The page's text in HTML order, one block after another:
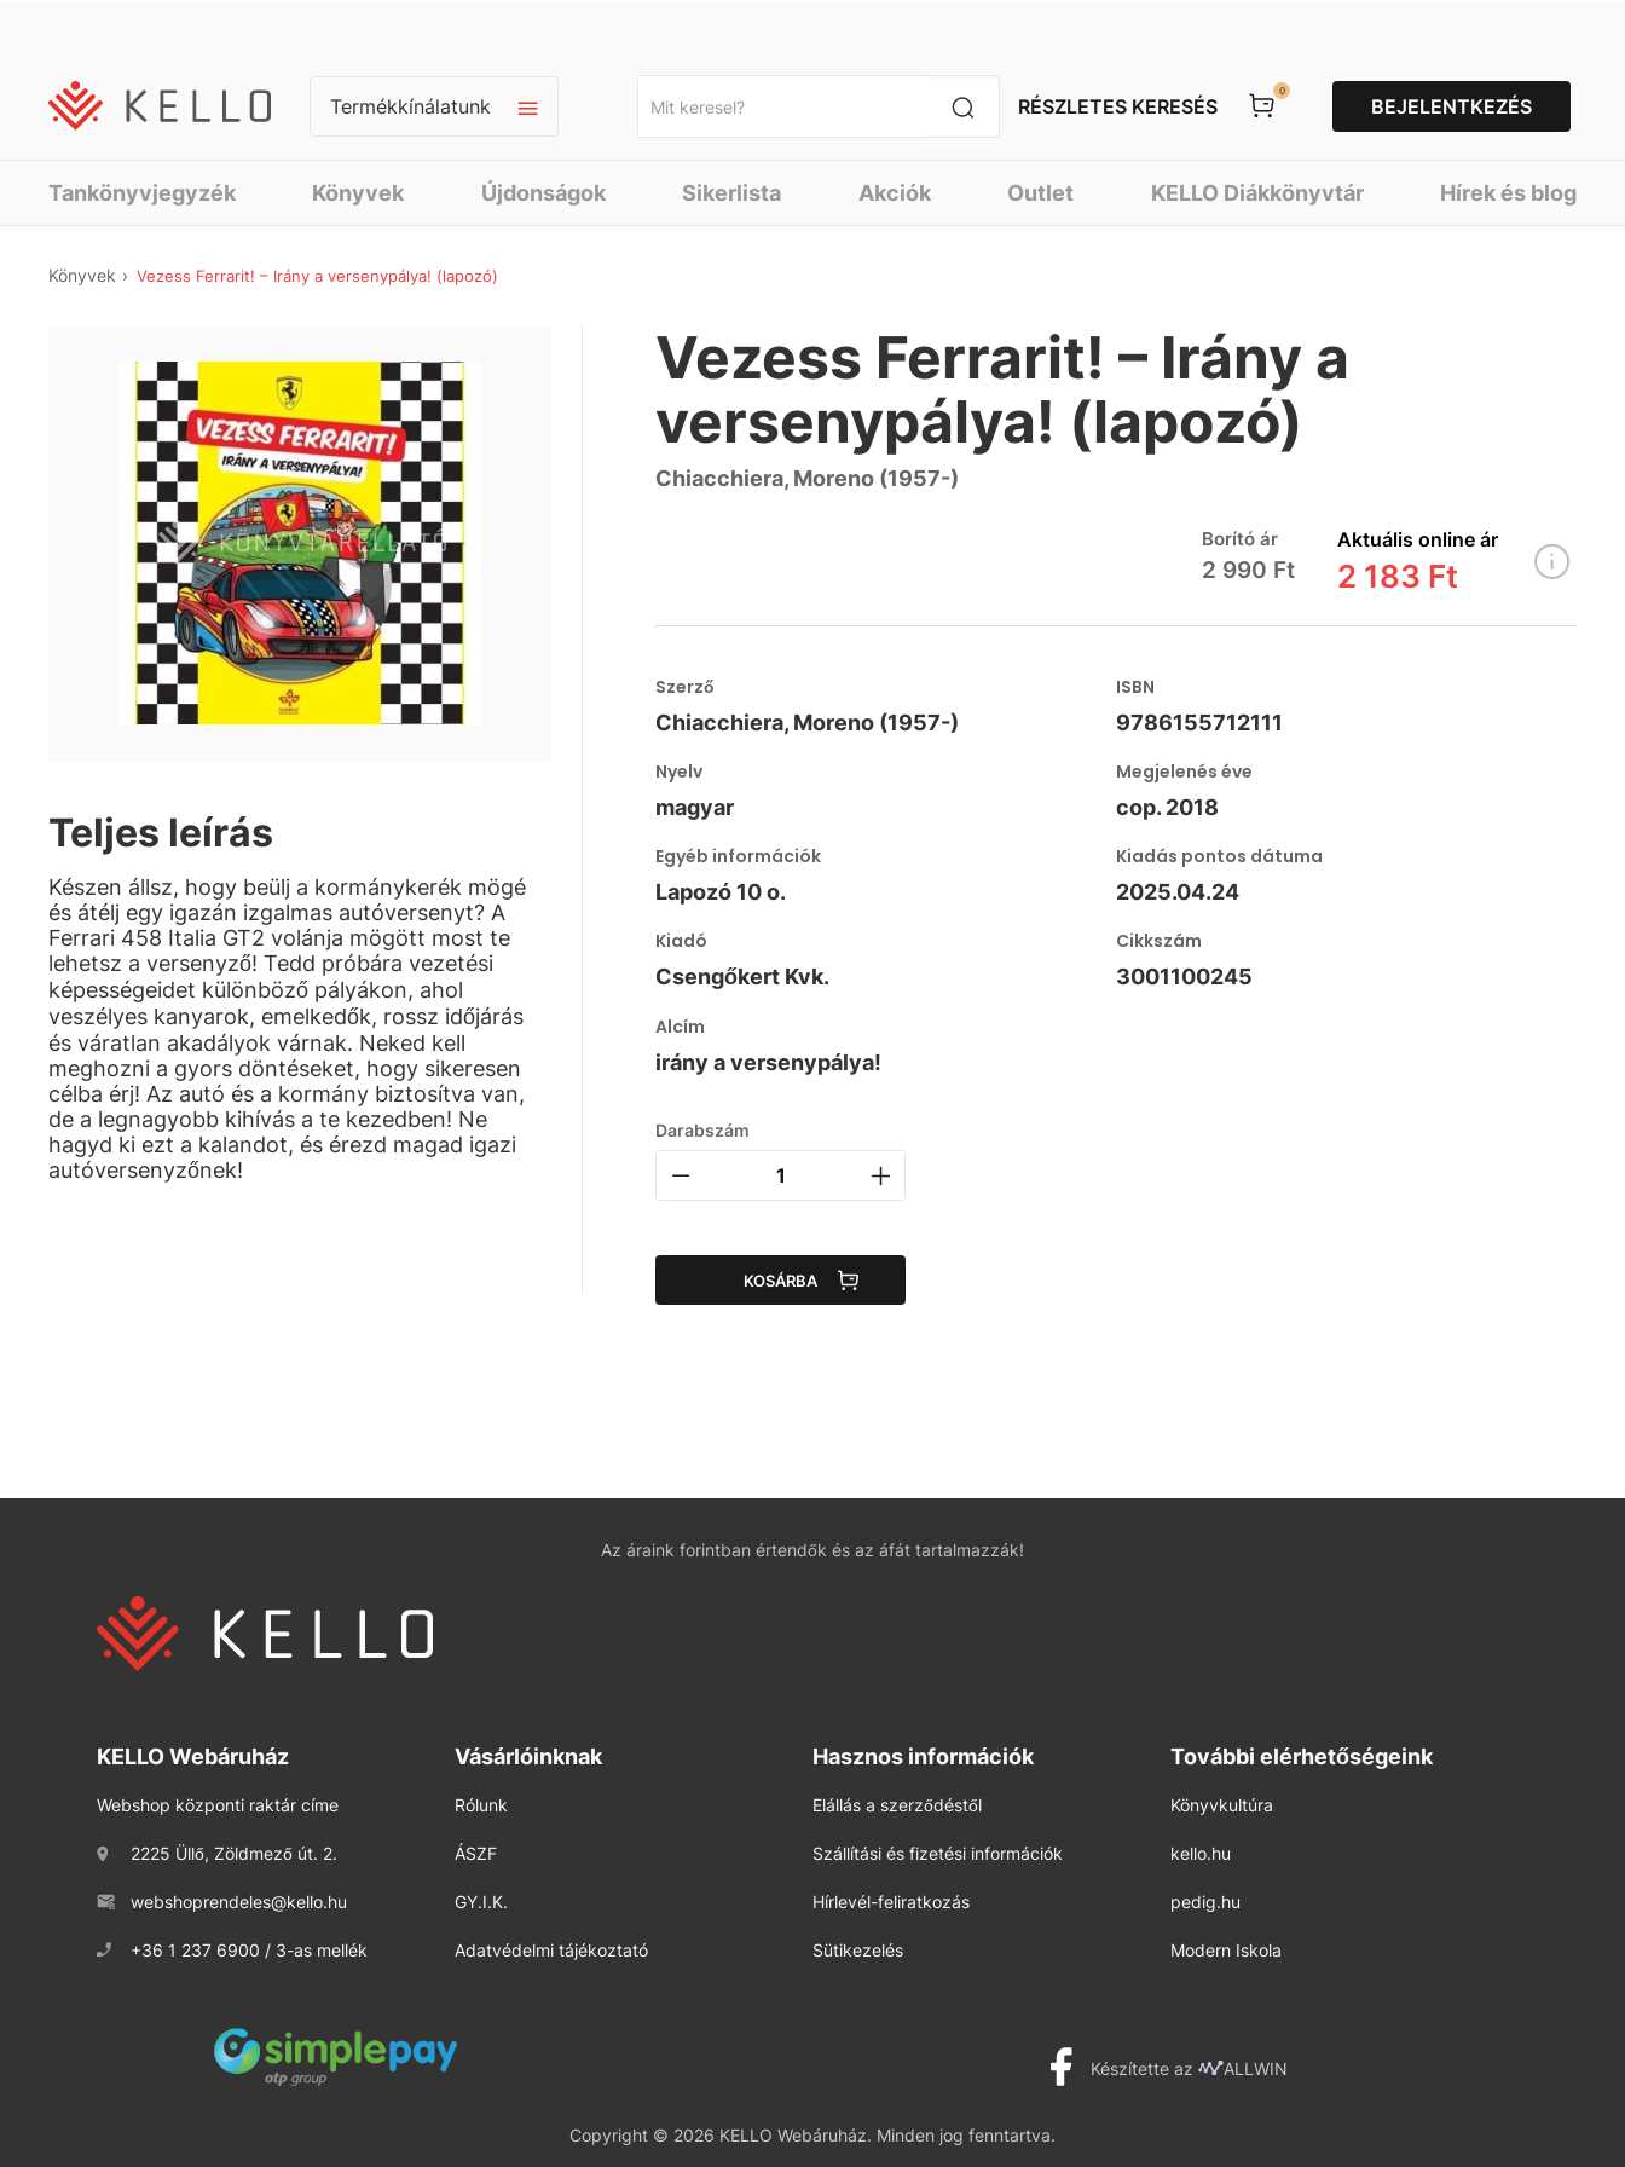
Termékkínálatunk RÉSZLETES KERESÉS
0
BEJELENTKEZÉS
Tankönyvjegyzék Könyvek Újdonságok Sikerlista Akciók Outlet KELLO Diákkönyvtár Hírek és blog
Könyvek Vezess Ferrarit! – Irány a versenypálya! (lapozó)
Teljes leírás
Készen állsz, hogy beülj a kormánykerék mögé
és átélj egy igazán izgalmas autóversenyt? A
Ferrari 458 Italia GT2 volánja mögött most te
lehetsz a versenyző! Tedd próbára vezetési
képességeidet különböző pályákon, ahol
veszélyes kanyarok, emelkedők, rossz időjárás
és váratlan akadályok várnak. Neked kell
meghozni a gyors döntéseket, hogy sikeresen
célba érj! Az autó és a kormány biztosítva van,
de a legnagyobb kihívás a te kezedben! Ne
hagyd ki ezt a kalandot, és érezd magad igazi
autóversenyzőnek!
Vezess Ferrarit! – Irány a
versenypálya! (lapozó)
Chiacchiera, Moreno (1957-)
Borító ár
2 990 Ft
Aktuális online ár
2 183 Ft
Szerző
Chiacchiera, Moreno (1957-)
ISBN
9786155712111
Nyelv
magyar
Megjelenés éve
cop. 2018
Egyéb információk
Lapozó 10 o.
Kiadás pontos dátuma
2025.04.24
Kiadó
Csengőkert Kvk.
Cikkszám
3001100245
Alcím
irány a versenypálya!
Darabszám
KOSÁRBA
Az áraink forintban értendők és az áfát tartalmazzák!
KELLO Webáruház
Webshop központi raktár címe
2225 Üllő, Zöldmező út. 2.
webshoprendeles@kello.hu
+36 1 237 6900 / 3-as mellék
Vásárlóinknak
Rólunk
ÁSZF
GY.I.K.
Adatvédelmi tájékoztató
Hasznos információk
Elállás a szerződéstől
Szállítási és fizetési információk
Hírlevél-feliratkozás
Sütikezelés
További elérhetőségeink
Könyvkultúra
kello.hu
pedig.hu
Modern Iskola
Készítette az ALLWIN
Copyright © 2026 KELLO Webáruház. Minden jog fenntartva.